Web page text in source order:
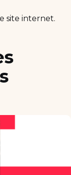
site internet.